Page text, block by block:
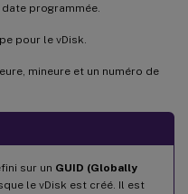
programmée.
pour le vDisk.
mineure et un numéro de
sur un GUID (Globally
le vDisk est créé. Il est